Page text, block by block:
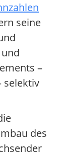
seine
–
selektiv
des